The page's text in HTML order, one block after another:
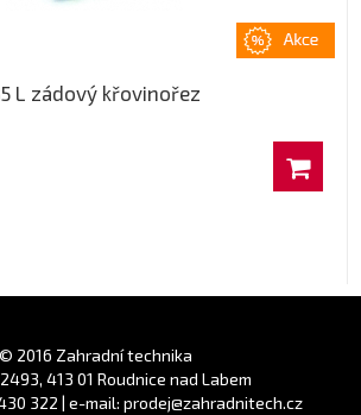
L zádový křovinořez
© 2016 Zahradní technika
413 01 Roudnice nad Labem
322 | e-mail: prodej@zahradnitech.cz